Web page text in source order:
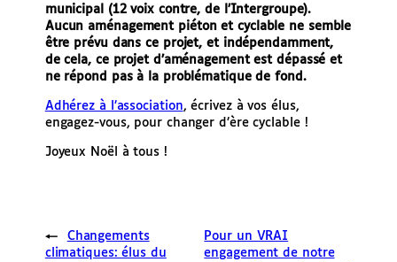
municipal (12 voix contre, de l’Intergroupe).
Aucun aménagement piéton et cyclable ne semble
être prévu dans ce projet, et indépendamment,
de cela, ce projet d’aménagement est dépassé et
ne répond pas à la problématique de fond.
Adhérez à l’association, écrivez à vos élus,
engagez-vous, pour changer d’ère cyclable !
Joyeux Noël à tous !
←
Changements
climatiques: élus du
Pour un VRAI
engagement de notre